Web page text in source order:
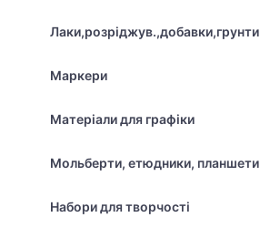
Лаки,розріджув.,добавки,грунти
Маркери
Матеріали для графіки
Мольберти, етюдники, планшети
Набори для творчості